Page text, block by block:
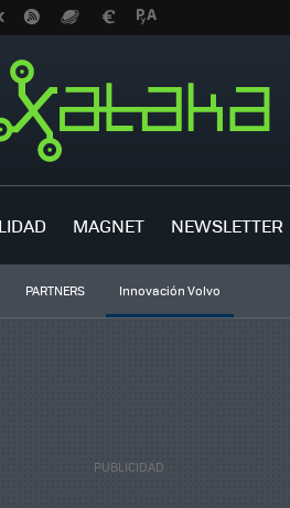
MAGNET NEWSLETTER
PARTNERS Innovación Volvo